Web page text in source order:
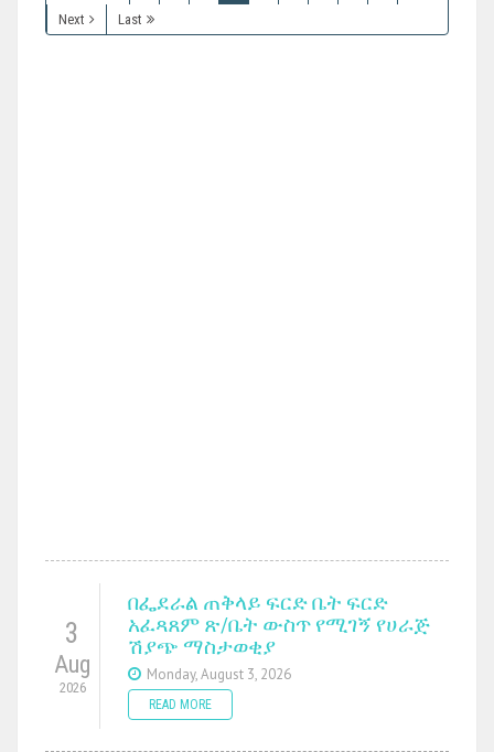
Next
Last
3
Aug
2026
በፌደራል ጠቅላይ ፍርድ ቤት ፍርድ
አፈጻጸም ጽ/ቤት ውስጥ የሚገኝ የሀራጅ
ሽያጭ ማስታወቂያ
Monday, August 3, 2026
READ MORE